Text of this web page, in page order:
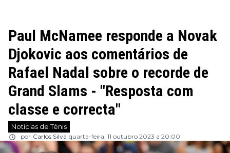
Paul McNamee responde a Novak
Djokovic aos comentários de
Rafael Nadal sobre o recorde de
Grand Slams - "Resposta com
classe e correcta"
Notícias de Ténis
por Carlos Silva quarta-feira, 11 outubro 2023 a 20:00